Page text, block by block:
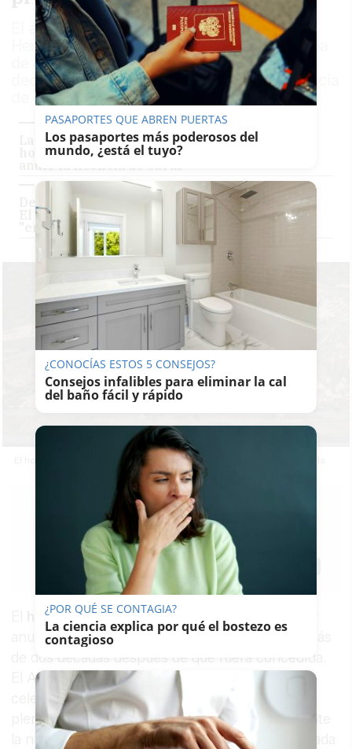
El alcalde de Carboneras, Salvador
Hernández, firma el decreto de convocatoria
de un pleno extraordinario en el que se
declarará formalmente la nulidad de la licencia
de obras concedida en 2003
La Junta no se 'moverá' por la demolición del
hotel de El Algarrobico hasta que Carboneras
anule la licencia de obras
Declaran nula la licencia de obras del hotel de
El Algarrobico y Greenpeace ya pide que
"entren las máquinas"
El hotel edificado en el paraje ‘El Algarrobico’ en Carboneras, Almería.
J. A.
ARMARIO
10/06/2026Actualizado: 10/06/2026 - 19:21
Facebook
X WhatsApp
Link
hoteldeEl Algarrobico
está a un paso de ver
anulada definitivamente su licencia de obras, más
de dos décadas después de que fuera concedida.
El Ayuntamiento de Carboneras, en
Almería
celebrará el próximo 17 de junio una sesión
plenaria extraordinaria para declarar formalmente
la nulidad de pleno derecho de la licencia otorgada
PASAPORTES QUE ABREN PUERTAS
Los pasaportes más poderosos del
mundo, ¿está el tuyo?
¿CONOCÍAS ESTOS 5 CONSEJOS?
Consejos infalibles para eliminar la cal
del baño fácil y rápido
¿POR QUÉ SE CONTAGIA?
La ciencia explica por qué el bostezo es
contagioso